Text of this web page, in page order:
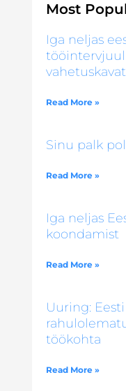
Most
Iga neljas
Read More »
Sinu palk
Read More »
Iga neljas
koondamist
Read More »
Uuring:
töökohta
Read More »